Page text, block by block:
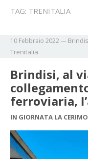
TAG: TRENITALIA
10 Febbraio 2022 —
Trenitalia
Brindisi, al
ferroviaria,
IN GIORNATA LA